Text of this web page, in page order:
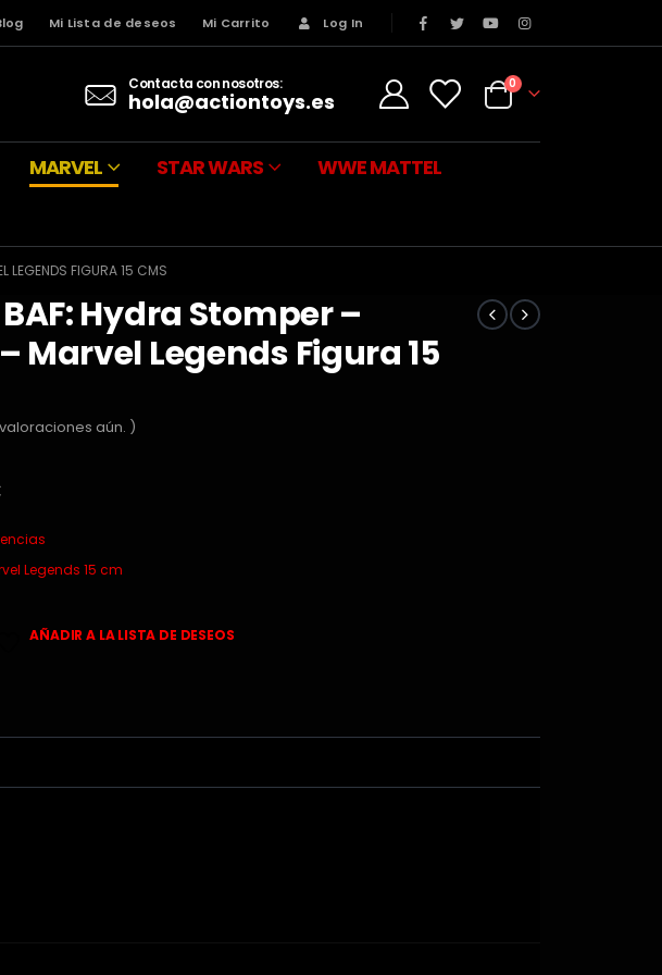
Mi Lista de deseos Mi Carrito Log In
Contacta con nosotros:
hola@actiontoys.es
0
MARVEL STAR WARS
WWE MATTEL
LEGENDS FIGURA 15 CMS
Hydra Stomper –
Marvel Legends Figura 15
aún. )
El
actual
es:Legends 15 cm
AÑADIR A LA LISTA DE DESEOS